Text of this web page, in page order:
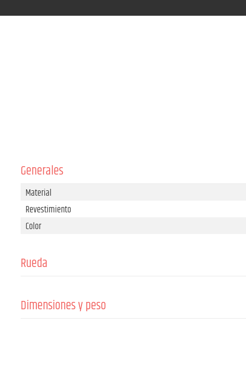
Generales
Material
Revestimiento
Color
Rueda
Material
Dimensiones y peso